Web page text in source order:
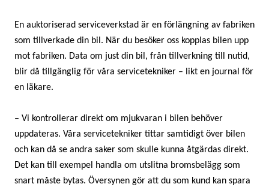
En auktoriserad serviceverkstad är en förlängning av fabriken
som tillverkade din bil. När du besöker oss kopplas bilen upp
mot fabriken. Data om just din bil, från tillverkning till nutid,
blir då tillgänglig för våra servicetekniker – likt en journal för
en läkare.
– Vi kontrollerar direkt om mjukvaran i bilen behöver
uppdateras. Våra servicetekniker tittar samtidigt över bilen
och kan då se andra saker som skulle kunna åtgärdas direkt.
Det kan till exempel handla om utslitna bromsbelägg som
snart måste bytas. Översynen gör att du som kund kan spara